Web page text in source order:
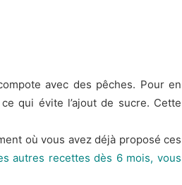
avec des pêches. Pour en
qui évite l’ajout de sucre. Cette
où vous avez déjà proposé ces
autres recettes dès 6 mois, vous